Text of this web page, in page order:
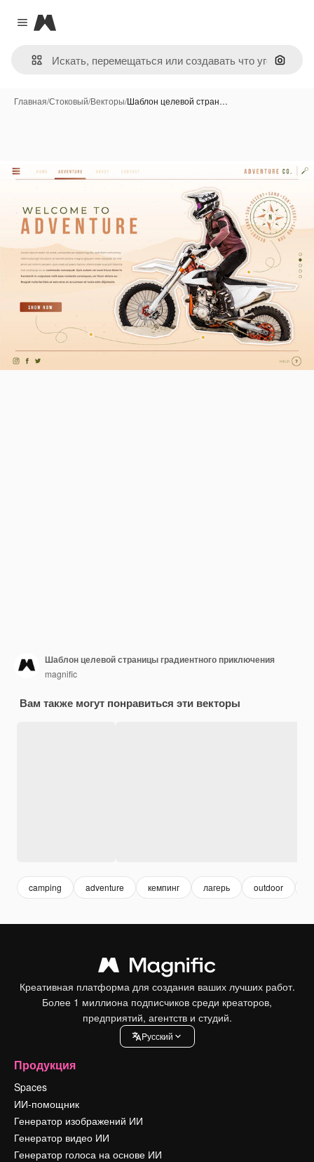
Close menu
Magnific
Поиск
Главная/Стоковый/Векторы/Шаблон целевой стран…
Шаблон целевой страницы градиентного приключения
magnific
Вам также могут понравиться эти векторы
camping adventure кемпинг лагерь outdoor
Креативная платформа для создания ваших лучших работ.
Более 1 миллиона подписчиков среди креаторов,
предприятий, агентств и студий.
Pусский
Продукция
Spaces
ИИ-помощник
Генератор изображений ИИ
Генератор видео ИИ
Генератор голоса на основе ИИ